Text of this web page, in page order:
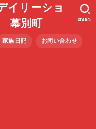
イリーショ
幕別町
家族日記 お問い合わせ
SEARCH